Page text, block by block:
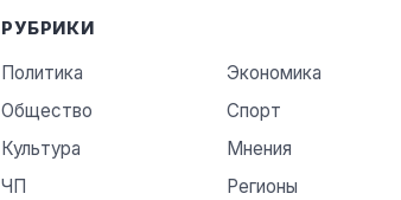
РУБРИКИ
Политика
Экономика
Общество
Спорт
Культура
Мнения
ЧП
Регионы